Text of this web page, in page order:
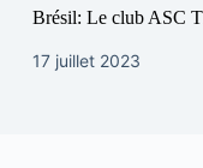
Brésil: Le club ASC
17 juillet 2023